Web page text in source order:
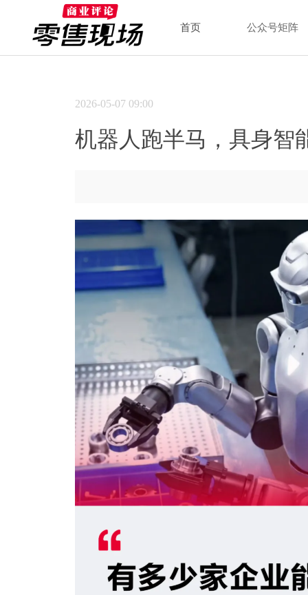
公众号矩阵
首页
机器人跑半马，具身智
2026-05-07 09:00